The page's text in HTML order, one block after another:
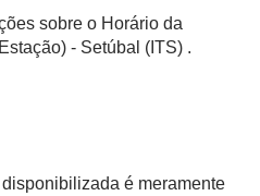
sobre o Horário da
- Setúbal (ITS) .
é meramente